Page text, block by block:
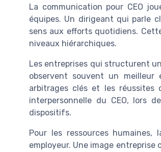
La communication pour CEO
équipes. Un dirigeant qui parle
sens aux efforts quotidiens.
niveaux hiérarchiques.
Les entreprises qui structurent
observent souvent un meilleur
arbitrages clés et les réussites
interpersonnelle du CEO, lors
dispositifs.
Pour les ressources
employeur. Une image